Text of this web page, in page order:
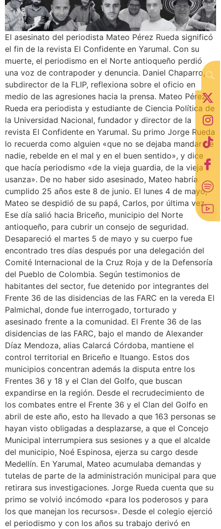
El asesinato del periodista Mateo Pérez Rueda significó
el fin de la revista El Confidente en Yarumal. Con su
muerte, el periodismo en el Norte antioqueño perdió
una voz de contrapoder y denuncia. Daniel Chaparro,
subdirector de la FLIP, reflexiona sobre el oficio en
medio de las agresiones hacia la prensa. Mateo Pérez
Rueda era periodista y estudiante de Ciencia Política de
la Universidad Nacional, fundador y director de la
revista El Confidente en Yarumal. Su primo Jorge Rueda
lo recuerda como alguien «que no se dejaba mandar de
nadie, rebelde en el mal y en el buen sentido», y dice
que hacía periodismo «de la vieja guardia, de la vieja
usanza». De no haber sido asesinado, Mateo habría
cumplido 25 años este 8 de junio. El lunes 4 de mayo,
Mateo se despidió de su papá, Carlos, por última vez.
Ese día salió hacia Briceño, municipio del Norte
antioqueño, para cubrir un consejo de seguridad.
Desapareció el martes 5 de mayo y su cuerpo fue
encontrado tres días después por una delegación del
Comité Internacional de la Cruz Roja y de la Defensoría
del Pueblo de Colombia. Según testimonios de
habitantes del sector, fue detenido por integrantes del
Frente 36 de las disidencias de las FARC en la vereda El
Palmichal, donde fue interrogado, torturado y
asesinado frente a la comunidad. El Frente 36 de las
disidencias de las FARC, bajo el mando de Alexander
Díaz Mendoza, alias Calarcá Córdoba, mantiene el
control territorial en Briceño e Ituango. Estos dos
municipios concentran además la disputa entre los
Frentes 36 y 18 y el Clan del Golfo, que buscan
expandirse en la región. Desde el recrudecimiento de
los combates entre el Frente 36 y el Clan del Golfo en
abril de este año, esto ha llevado a que 163 personas se
hayan visto obligadas a desplazarse, a que el Concejo
Municipal interrumpiera sus sesiones y a que el alcalde
del municipio, Noé Espinosa, ejerza su cargo desde
Medellín. En Yarumal, Mateo acumulaba demandas y
tutelas de parte de la administración municipal para que
retirara sus investigaciones. Jorge Rueda cuenta que su
primo se volvió incómodo «para los poderosos y para
los que manejan los recursos». Desde el colegio ejerció
el periodismo y con los años su trabajo derivó en